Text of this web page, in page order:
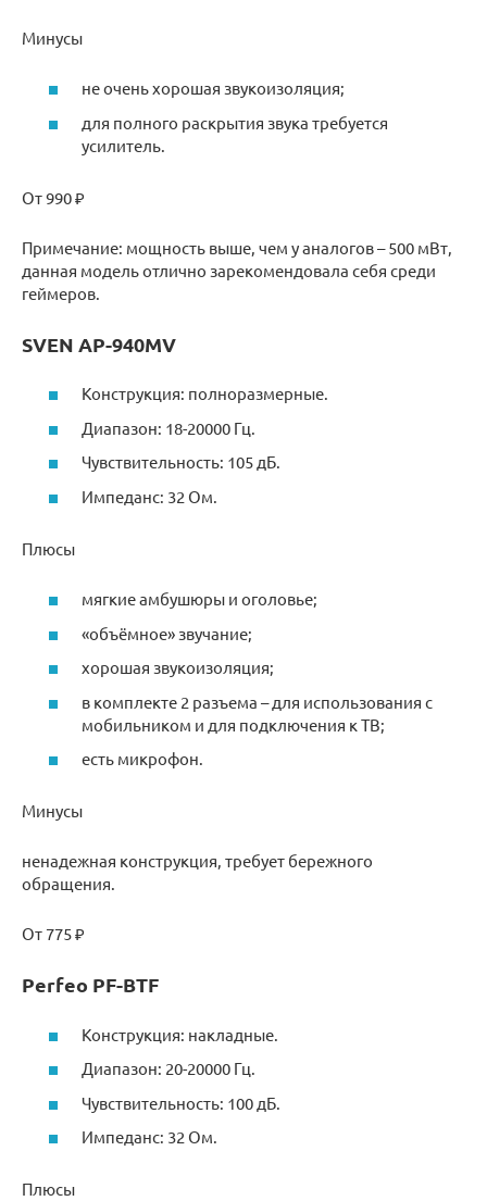
Минусы
не очень хорошая звукоизоляция;
для полного раскрытия звука требуется
усилитель.
От 990 ₽
Примечание: мощность выше, чем у аналогов – 500 мВт,
данная модель отлично зарекомендовала себя среди
геймеров.
SVEN AP-940MV
Конструкция: полноразмерные.
Диапазон: 18-20000 Гц.
Чувствительность: 105 дБ.
Импеданс: 32 Ом.
Плюсы
мягкие амбушюры и оголовье;
«объёмное» звучание;
хорошая звукоизоляция;
в комплекте 2 разъема – для использования с
мобильником и для подключения к ТВ;
есть микрофон.
Минусы
ненадежная конструкция, требует бережного
обращения.
От 775 ₽
Perfeo PF-BTF
Конструкция: накладные.
Диапазон: 20-20000 Гц.
Чувствительность: 100 дБ.
Импеданс: 32 Ом.
Плюсы